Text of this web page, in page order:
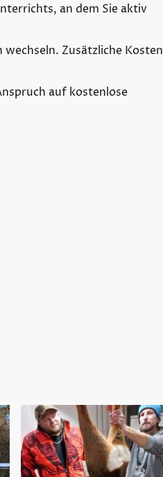
an dem Sie aktiv
Zusätzliche Kosten
auf kostenlose